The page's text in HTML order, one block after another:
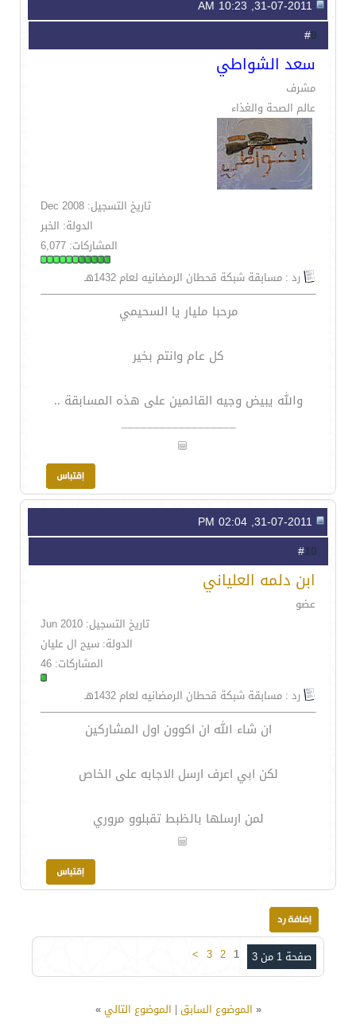
9
سعد الشواطي
مشرف
عالم الصحة والغذاء
تاريخ التسجيل: Dec 2008
الدولة: الخبر
المشاركات: 6,077
رد : مسابقة شبكة قحطان الرمضانيه لعام 1432هـ
مرحبا مليار يا السحيمي
كل عام وانتم بخير
والله يبيض وجيه القائمين على هذه المسابقة ..
__________________
10
ابن دلمه العلياني
عضو
تاريخ التسجيل: Jun 2010
الدولة: سيح ال عليان
المشاركات: 46
رد : مسابقة شبكة قحطان الرمضانيه لعام 1432هـ
ان شاء الله ان اكوون اول المشاركين
لكن ابي اعرف ارسل الاجابه على الخاص
لمن ارسلها بالظبط تقبلوو مروري
صفحة 1 من 3 1
2
3
>
« الموضوع السابق| الموضوع التالي»